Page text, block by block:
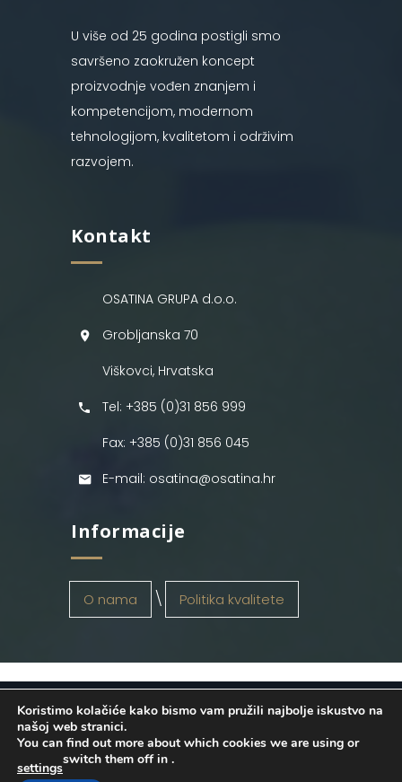
U više od 25 godina postigli smo
savršeno zaokružen koncept
proizvodnje vođen znanjem i
kompetencijom, modernom
tehnologijom, kvalitetom i održivim
razvojem.
Kontakt
OSATINA GRUPA d.o.o.
Grobljanska 70
Viškovci, Hrvatska
Tel: +385 (0)31 856 999
Fax: +385 (0)31 856 045
E-mail: osatina@osatina.hr
Informacije
O nama Politika kvalitete
OSATINA GRUPA d.o.o. 2026
. Configured
byINFOS Osijek. Sva prava pridržana.
Koristimo kolačiće kako bismo vam pružili najbolje iskustvo na
našoj web stranici.
You can find out more about which cookies we are using or
switch them off in
settings
.